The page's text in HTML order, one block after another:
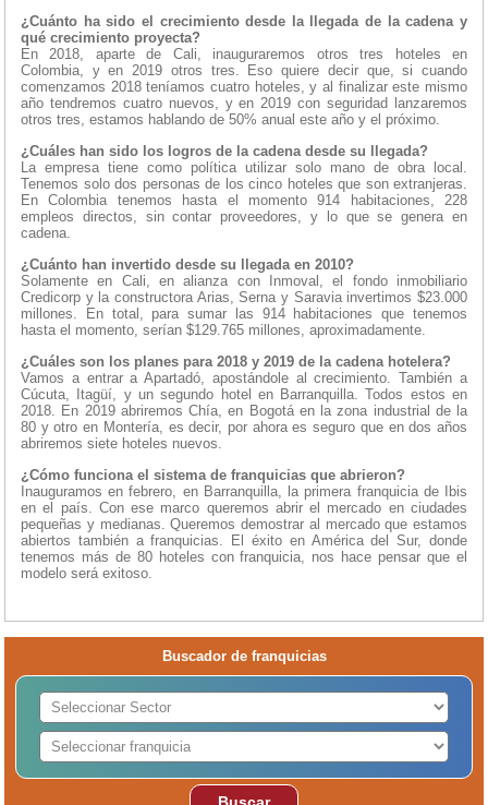
¿Cuánto ha sido el crecimiento desde la llegada de la cadena y
qué crecimiento proyecta?
En 2018, aparte de Cali, inauguraremos otros tres hoteles en
Colombia, y en 2019 otros tres. Eso quiere decir que, si cuando
comenzamos 2018 teníamos cuatro hoteles, y al finalizar este mismo
año tendremos cuatro nuevos, y en 2019 con seguridad lanzaremos
otros tres, estamos hablando de 50% anual este año y el próximo.
¿Cuáles han sido los logros de la cadena desde su llegada?
La empresa tiene como política utilizar solo mano de obra local.
Tenemos solo dos personas de los cinco hoteles que son extranjeras.
En Colombia tenemos hasta el momento 914 habitaciones, 228
empleos directos, sin contar proveedores, y lo que se genera en
cadena.
¿Cuánto han invertido desde su llegada en 2010?
Solamente en Cali, en alianza con Inmoval, el fondo inmobiliario
Credicorp y la constructora Arias, Serna y Saravia invertimos $23.000
millones. En total, para sumar las 914 habitaciones que tenemos
hasta el momento, serían $129.765 millones, aproximadamente.
¿Cuáles son los planes para 2018 y 2019 de la cadena hotelera?
Vamos a entrar a Apartadó, apostándole al crecimiento. También a
Cúcuta, Itagüí, y un segundo hotel en Barranquilla. Todos estos en
2018. En 2019 abriremos Chía, en Bogotá en la zona industrial de la
80 y otro en Montería, es decir, por ahora es seguro que en dos años
abriremos siete hoteles nuevos.
¿Cómo funciona el sistema de franquicias que abrieron?
Inauguramos en febrero, en Barranquilla, la primera franquicia de Ibis
en el país. Con ese marco queremos abrir el mercado en ciudades
pequeñas y medianas. Queremos demostrar al mercado que estamos
abiertos también a franquicias. El éxito en América del Sur, donde
tenemos más de 80 hoteles con franquicia, nos hace pensar que el
modelo será exitoso.
Buscador de franquicias